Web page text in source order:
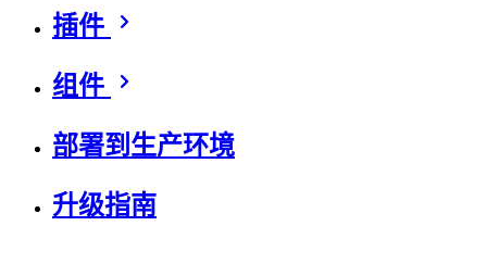
插件
组件
部署到生产环境
升级指南